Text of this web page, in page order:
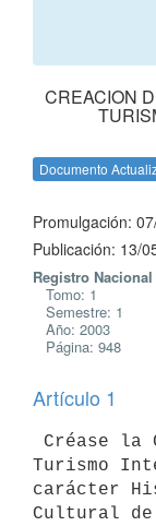
CREACION
Documento
Promulgación:
Publicación: 13/
Registro
Tomo: 1
Semestre: 1
Año: 2003
Página: 948
Artículo 1
Turismo
carácter
Cultural